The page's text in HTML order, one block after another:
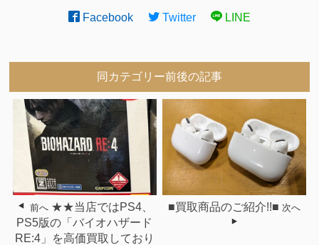
Facebook Twitter LINE
同カテゴリー前後の記事
前へ ★★当店ではPS4、
PS5版の「バイオハザード
RE:4」を高価買取しており
■買取商品のご紹介!!■ 次へ